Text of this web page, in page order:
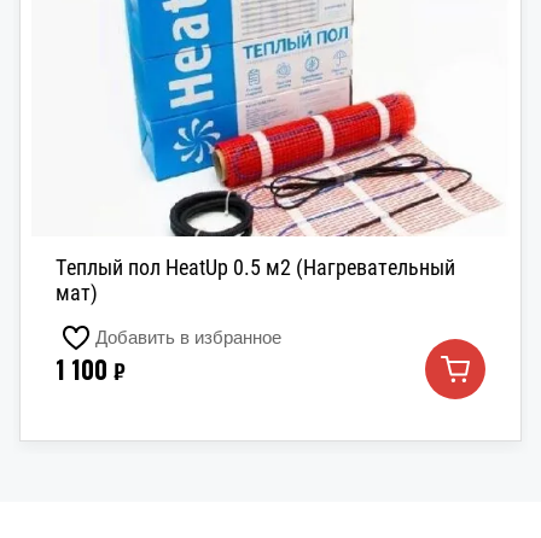
Теплый пол HeatUp 0.5 м2 (Нагревательный
мат)
Добавить в избранное
1 100 ₽